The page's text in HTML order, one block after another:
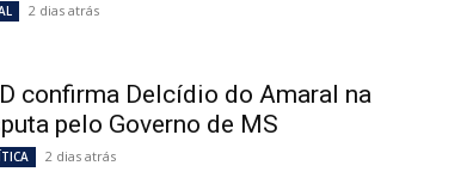
2 dias atrás
confirma Delcídio do Amaral na
pelo Governo de MS
2 dias atrás